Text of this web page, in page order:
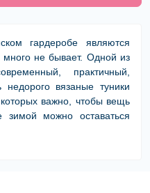
гардеробе являются
не бывает. Одной из
практичный,
вязаные туники
важно, чтобы вещь
можно оставаться
лосинами, брючками.
платьев.